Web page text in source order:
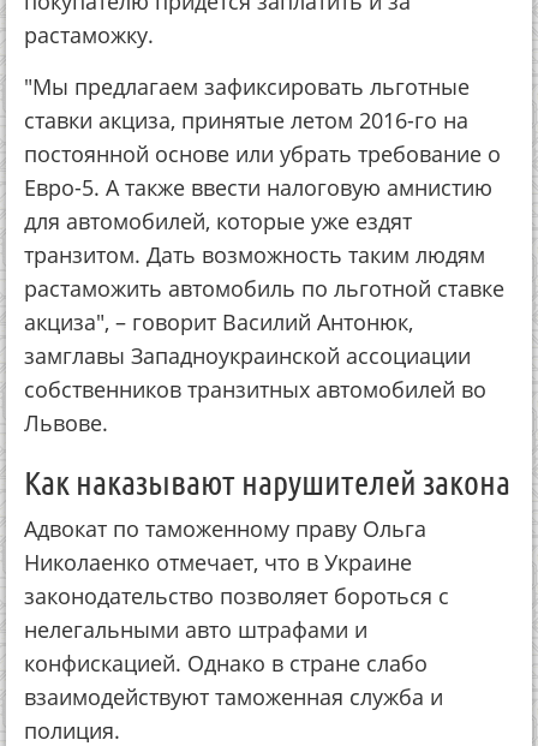
растаможку.
"Мы предлагаем зафиксировать льготные
ставки акциза, принятые летом 2016-го на
постоянной основе или убрать требование о
Евро-5. А также ввести налоговую амнистию
для автомобилей, которые уже ездят
транзитом. Дать возможность таким людям
растаможить автомобиль по льготной ставке
акциза", – говорит Василий Антонюк,
замглавы Западноукраинской ассоциации
собственников транзитных автомобилей во
Львове.
Как наказывают нарушителей закона
Адвокат по таможенному праву Ольга
Николаенко отмечает, что в Украине
законодательство позволяет бороться с
нелегальными авто штрафами и
конфискацией. Однако в стране слабо
взаимодействуют таможенная служба и
полиция.